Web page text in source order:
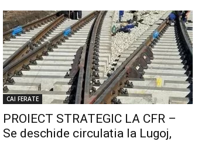
CAI FERATE
PROIECT STRATEGIC LA CFR –
Se deschide circulatia la Lugoj,